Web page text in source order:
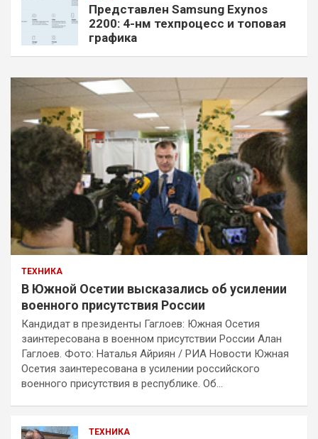
Представлен Samsung Exynos
2200: 4-нм техпроцесс и топовая
графика
ТЕХНИКА
В Южной Осетии высказались об усилении
военного присутствия России
Кандидат в президенты Гаглоев: Южная Осетия
заинтересована в военном присутствии России Алан
Гаглоев. Фото: Наталья Айриян / РИА Новости Южная
Осетия заинтересована в усилении российского
военного присутствия в республике. Об…
ТЕХНИКА